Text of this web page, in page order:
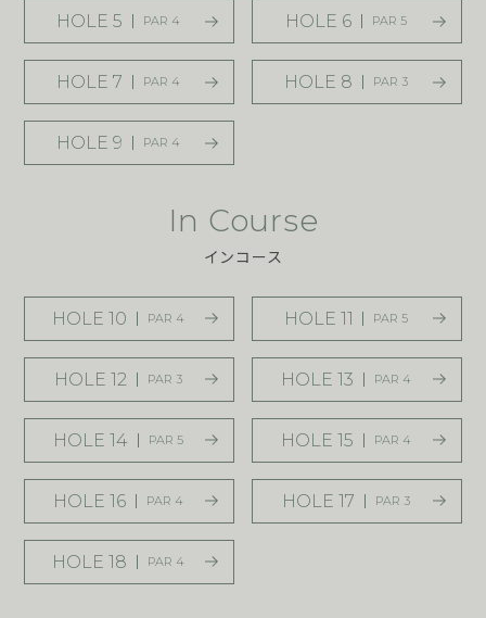
HOLE 5 PAR 4 HOLE 6 PAR 5
HOLE 7 PAR 4 HOLE 8 PAR 3
HOLE 9 PAR 4
In Course
インコース
HOLE 10 PAR 4 HOLE 11 PAR 5
HOLE 12 PAR 3 HOLE 13 PAR 4
HOLE 14 PAR 5 HOLE 15 PAR 4
HOLE 16 PAR 4 HOLE 17 PAR 3
HOLE 18 PAR 4